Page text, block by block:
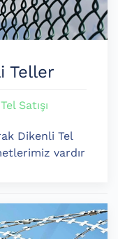
Teller
Satışı
Dikenli Tel
vardır